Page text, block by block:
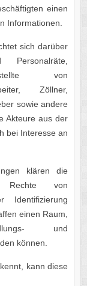
einen
Informationen.
sich darüber
von
Zöllner,
sowie andere
Akteure aus der
bei Interesse an
klären die
Rechte von
einen Raum,
und
können.
kann diese